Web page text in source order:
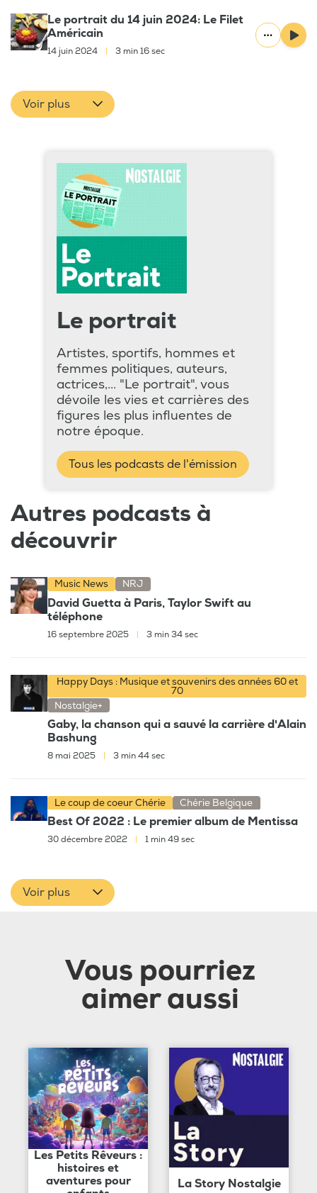
Le portrait du 14 juin 2024: Le Filet
Américain
14 juin 2024 3 min 16 sec
Voir plus
Le portrait
Artistes, sportifs, hommes et
femmes politiques, auteurs,
actrices,... "Le portrait", vous
dévoile les vies et carrières des
figures les plus influentes de
notre époque.
Tous les podcasts de l'émission
Autres podcasts à
découvrir
Music News NRJ
David Guetta à Paris, Taylor Swift au
téléphone
16 septembre 2025 3 min 34 sec
Happy Days : Musique et souvenirs des années 60 et
70
Nostalgie+
Gaby, la chanson qui a sauvé la carrière d'Alain
Bashung
8 mai 2025 | 3 min 44 sec
Le coup de coeur Chérie Chérie Belgique
Best Of 2022 : Le premier album de Mentissa
30 décembre 2022 1 min 49 sec
Voir plus
Vous pourriez
aimer aussi
Les Petits Rêveurs :
histoires et
aventures pour
La Story Nostalgie